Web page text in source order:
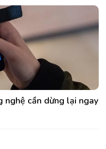
nghệ cần dừng lại ngay